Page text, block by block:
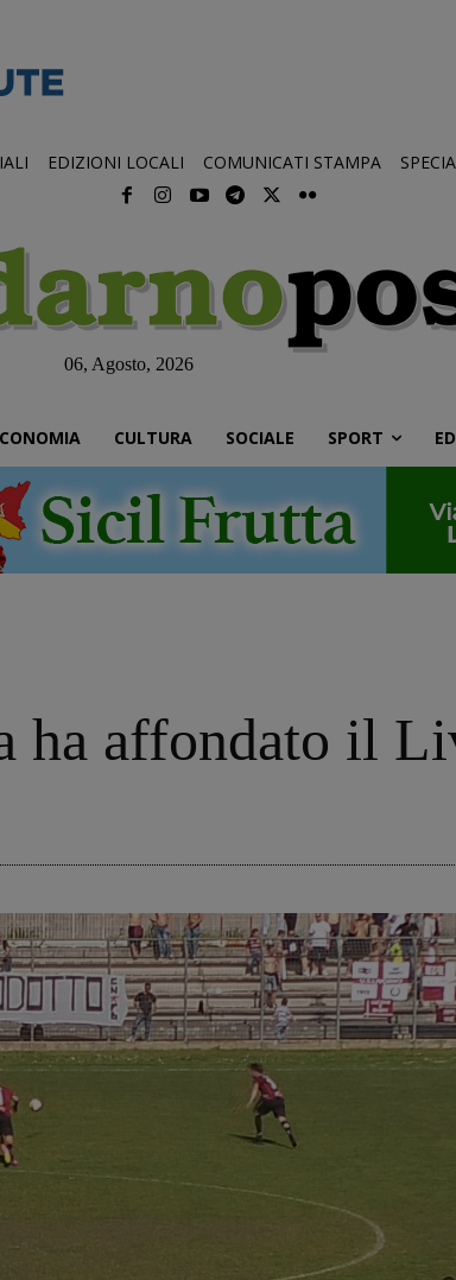
EDIZIONI LOCALI COMUNICATI STAMPA
06, Agosto, 2026
CULTURA SOCIALE SPORT
ha affondato il